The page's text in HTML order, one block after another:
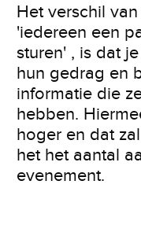
Het verschil
'iedereen een
sturen' , is dat
hun gedrag en
informatie die
hebben.
hoger en dat
het het aantal
evenement.